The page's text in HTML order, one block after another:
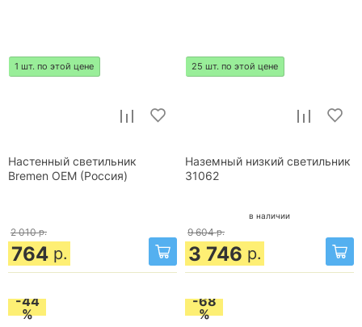
1 шт. по этой цене
Настенный светильник
Bremen OEM (Россия)
2 010 р.
764 р.
25 шт. по этой цене
Наземный низкий светильник
31062
в наличии
9 604 р.
3 746 р.
-44
%
-68
%